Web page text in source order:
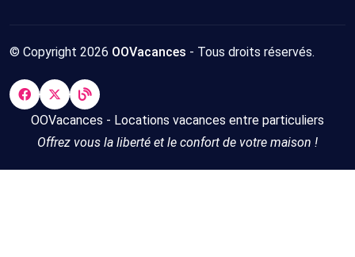
© Copyright 2026 OOVacances - Tous droits réservés.
OOVacances - Locations vacances entre particuliers
Offrez vous la liberté et le confort de votre maison !